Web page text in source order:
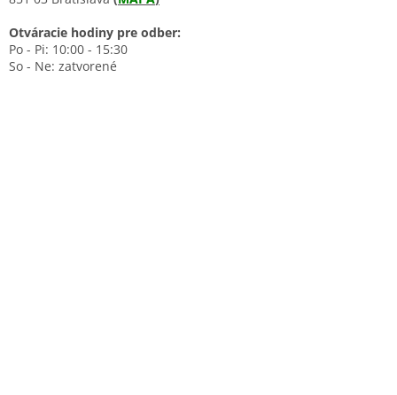
Otváracie hodiny pre odber:
Po - Pi: 10:00 - 15:30
So - Ne: zatvorené